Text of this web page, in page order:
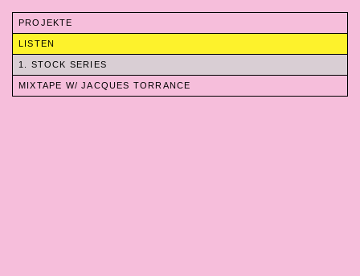
springen
PROJEKTE
LISTEN
1. STOCK SERIES
MIXTAPE W/ JACQUES TORRANCE